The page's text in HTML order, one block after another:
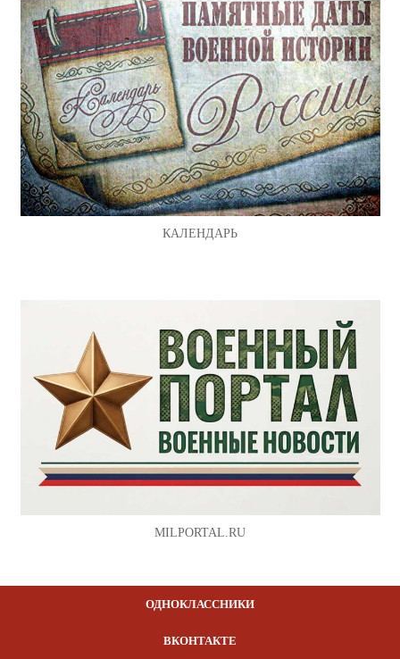
КАЛЕНДАРЬ
MILPORTAL.RU
ОДНОКЛАССНИКИ
ВКОНТАКТЕ